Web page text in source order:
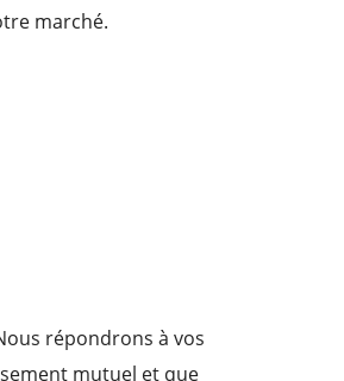
marché.
répondrons à vos
mutuel et que